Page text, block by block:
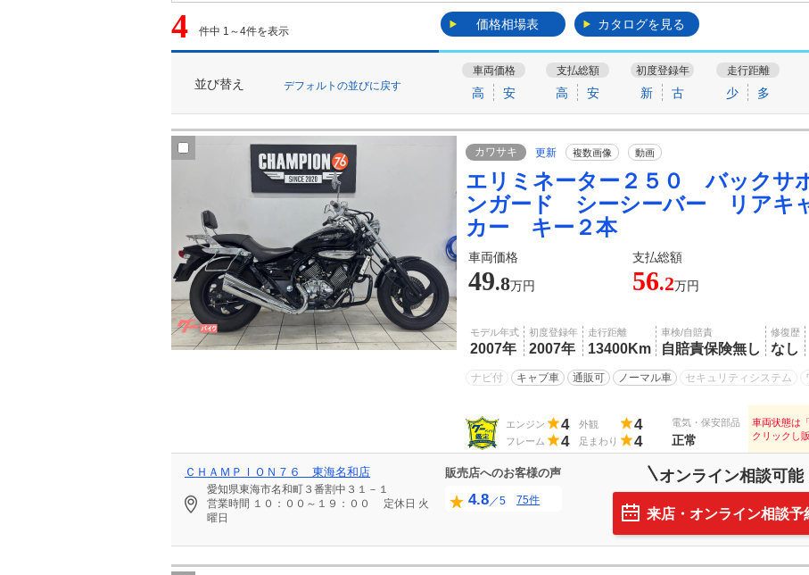
4 件中 1～4件を表示 価格相場表 カタログを見る
並び替え デフォルトの並びに戻す
車両価格
高 安
支払総額
高 安
初度登録年
新 古
走行距離
少 多
カワサキ 更新 複数画像 動画
エリミネーター２５０ バックサ
ンガード シーシーバー リアキ
カー キー２本
車両価格 支払総額
49.8万円 56.2万円
モデル年式
2007年
初度登録年
2007年
走行距離
13400Km
車検/自賠責
自賠責保険無し
修復歴
なし
ナビ付 キャブ車 通販可 ノーマル車 セキュリティシステム
エンジン 4 外観 4
フレーム 4 足まわり 4
電気・保安部品
正常
車両状態は
クリックし
ＣＨＡＭＰＩＯＮ７６ 東海名和店
愛知県東海市名和町３番割中３１－１
営業時間 １０：００～１９：００ 定休日 火
曜日
販売店へのお客様の声
4.8／5 75件
オンライン相談可
来店・オンライン相談予